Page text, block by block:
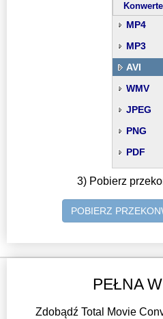
MP4
MP3
AVI
WMV
JPEG
PNG
PDF
3) Pobierz
POBIERZ
PEŁNA
Zdobądź Total Movie